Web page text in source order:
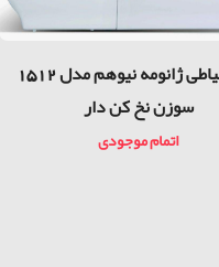
چرخ خیاطی ژانومه نیوهم مدل 1512
سوزن نخ کن دار
اتمام موجودی